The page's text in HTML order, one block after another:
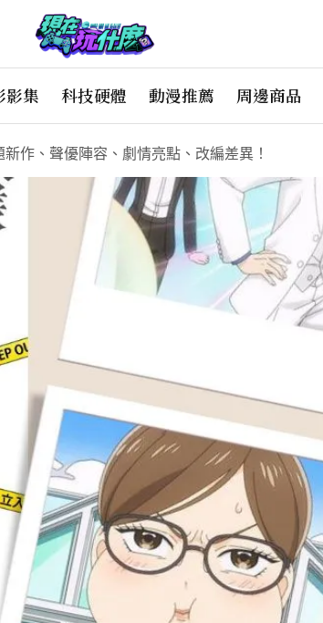
影集 科技硬體 動漫推薦 周邊商品
作、聲優陣容、劇情亮點、改編差異！